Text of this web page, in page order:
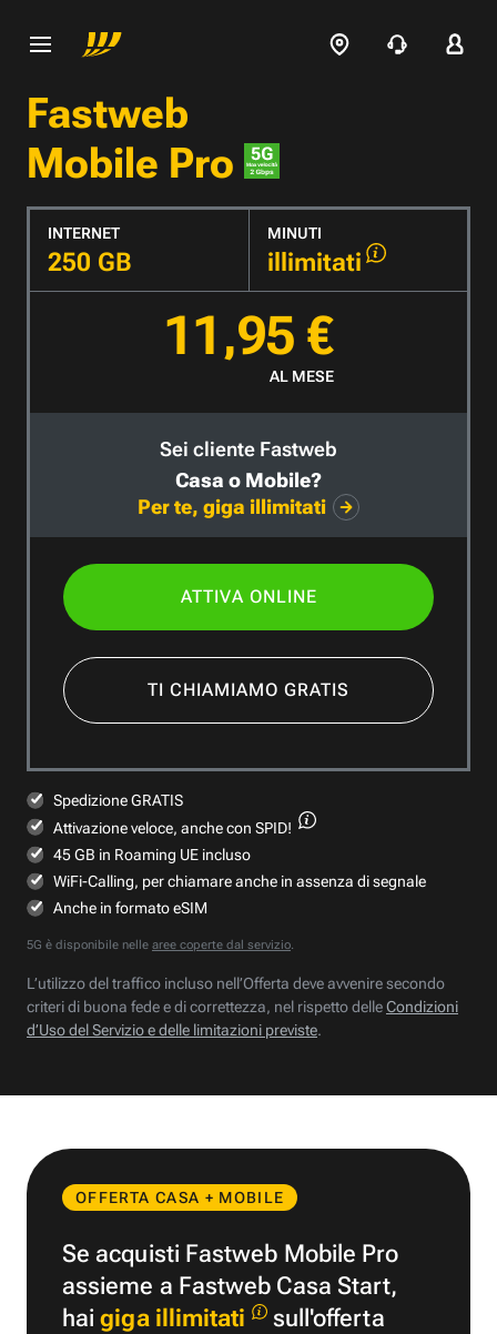
Fastweb
Mobile Pro
INTERNET
250 GB
MINUTI
illimitati
11,95 €
AL MESE
Sei cliente Fastweb
Casa o Mobile?
Per te, giga illimitati
ATTIVA ONLINE
TI CHIAMIAMO GRATIS
Spedizione GRATIS
Attivazione veloce, anche con SPID!
45 GB in Roaming UE incluso
WiFi-Calling, per chiamare anche in assenza di segnale
Anche in formato eSIM
5G è disponibile nelle aree coperte dal servizio.
L’utilizzo del traffico incluso nell’Offerta deve avvenire secondo
criteri di buona fede e di correttezza, nel rispetto delleCondizioni
d’Uso del Servizio e delle limitazioni previste.
OFFERTA CASA + MOBILE
Se acquisti Fastweb Mobile Pro
assieme a Fastweb Casa Start,
haigiga illimitati
sull'offerta